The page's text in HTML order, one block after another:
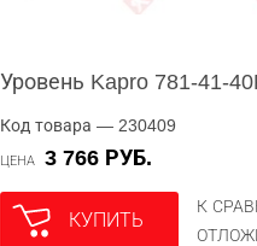
Уровень Kapro 781-41-
Код товара — 230409
ЦЕНА 3 766 РУБ.
КУПИТЬ
К